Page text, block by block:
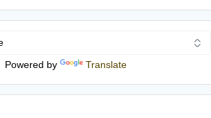
Powered by Translate